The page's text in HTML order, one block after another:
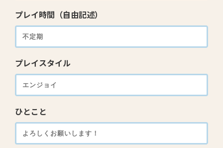
プレイ時間（自由記述）
プレイスタイル
ひとこと